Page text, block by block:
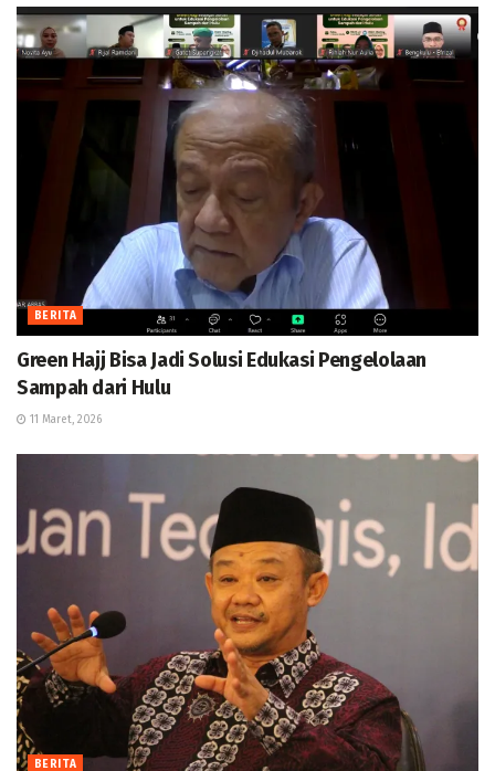
BERITA
Green Hajj Bisa Jadi Solusi Edukasi Pengelolaan
Sampah dari Hulu
11 Maret, 2026
BERITA